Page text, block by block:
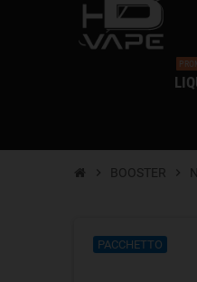
chevron_right BOOSTER chevron_right
PACCHETTO